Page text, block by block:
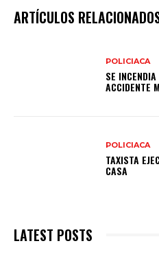
ARTÍCULOS
POLICIACA
SE
ACCIDENTE
POLICIACA
TAXISTA
CASA
LATEST POSTS